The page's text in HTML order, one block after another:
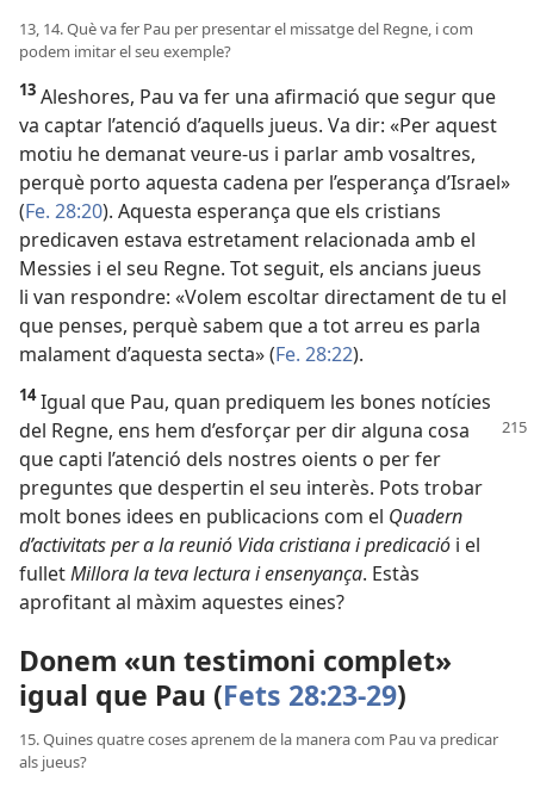
13, 14. Què va fer Pau per presentar el missatge del Regne, i com
podem imitar el seu exemple?
13 Aleshores, Pau va fer una afirmació que segur que
va captar l’atenció d’aquells jueus. Va dir: «Per aquest
motiu he demanat veure-us i parlar amb vosaltres,
perquè porto aquesta cadena per l’esperança d’Israel»
(Fe. 28:20). Aquesta esperança que els cristians
predicaven estava estretament relacionada amb el
Messies i el seu Regne. Tot seguit, els ancians jueus
li van respondre: «Volem escoltar directament de tu el
que penses, perquè sabem que a tot arreu es parla
malament d’aquesta secta» (Fe. 28:22).
14Igual que Pau, quan prediquem les bones notícies
del Regne, ens hem d’esforçar per dir alguna cosa
que capti l’atenció dels nostres oients o per fer
preguntes que despertin el seu interès. Pots trobar
molt bones idees en publicacions com el Quadern
d’activitats per a la reunió Vida cristiana i predicació i el
fulletMillora la teva lectura i ensenyança. Estàs
aprofitant al màxim aquestes eines?
Donem «un testimoni complet»
igual que Pau (Fets 28:23-29)
15. Quines quatre coses aprenem de la manera com Pau va predicar
als jueus?